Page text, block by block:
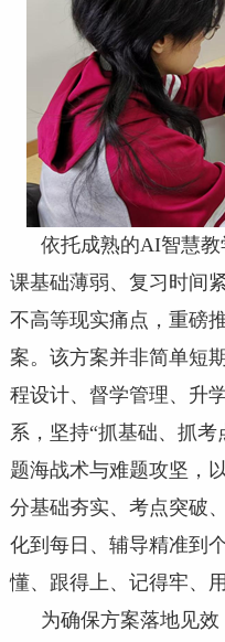
依托成熟的AI智慧
课基础薄弱、复习时间
不高等现实痛点，重磅
案。该方案并非简单短
程设计、督学管理、升
系，坚持“抓基础、抓
题海战术与难题攻坚，
分基础夯实、考点突破
化到每日、辅导精准到
懂、跟得上、记得牢、用
为确保方案落地见